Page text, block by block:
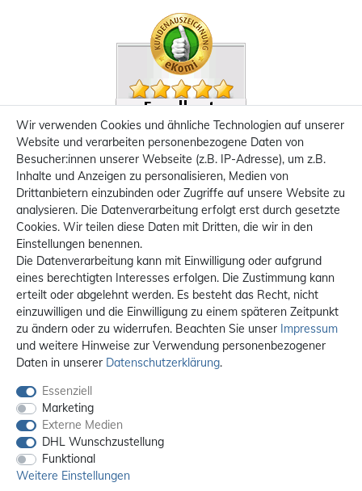
Wir verwenden Cookies und ähnliche Technologien auf unserer
Website und verarbeiten personenbezogene Daten von
Besucher:innen unserer Webseite (z.B. IP-Adresse), um z.B.
Inhalte und Anzeigen zu personalisieren, Medien von
Drittanbietern einzubinden oder Zugriffe auf unsere Website zu
analysieren. Die Datenverarbeitung erfolgt erst durch gesetzte
Cookies. Wir teilen diese Daten mit Dritten, die wir in den
Einstellungen benennen.
Die Datenverarbeitung kann mit Einwilligung oder aufgrund
eines berechtigten Interesses erfolgen. Die Zustimmung kann
erteilt oder abgelehnt werden. Es besteht das Recht, nicht
einzuwilligen und die Einwilligung zu einem späteren Zeitpunkt
zu ändern oder zu widerrufen. Beachten Sie unser Impressum
und weitere Hinweise zur Verwendung personenbezogener
Daten in unserer Daten­schutz­erklärung.
Essenziell
Marketing
Externe Medien
DHL Wunschzustellung
Funktional
Weitere Einstellungen